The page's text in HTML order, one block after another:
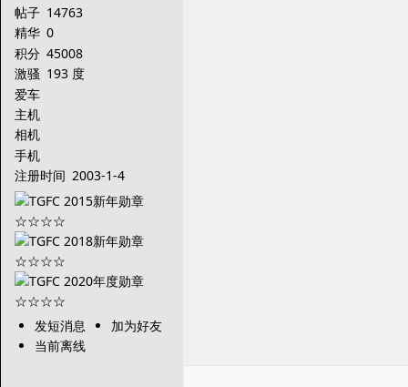
帖子 14763
精华 0
积分 45008
激骚 193 度
爱车
主机
相机
手机
注册时间 2003-1-4
发短消息
加为好友
当前离线